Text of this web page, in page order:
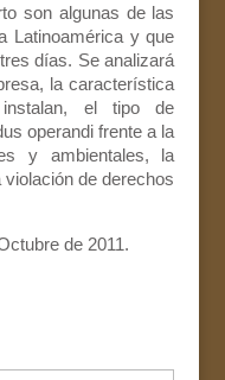
son algunas de las
Latinoamérica y que
días. Se analizará
la característica
el tipo de
operandi frente a la
y ambientales, la
de derechos
de 2011.